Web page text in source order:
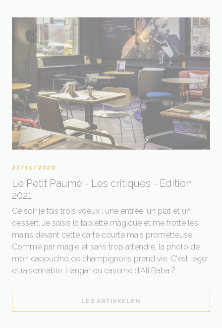
Le Petit Paumé - Les critiques - Edition
2021
27/11/2020
Ce soir je fais trois voeux : une entrée, un plat et un
dessert. Je saisis la tablette magique et me frotte les
mains devant cette carte courte mais prometteuse.
Comme par magie et sans trop attendre, la photo de
mon cappucino de champignons prend vie. C'est léger
et raisonnable. Hangar ou caverne d'Ali Baba ?
LES ARTIKKELEN